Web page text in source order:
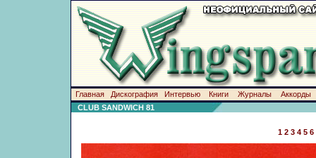
Главная Дискография Интервью Книги Журналы
Аккорды
CLUB SANDWICH 81
1 2 3 4 5 6